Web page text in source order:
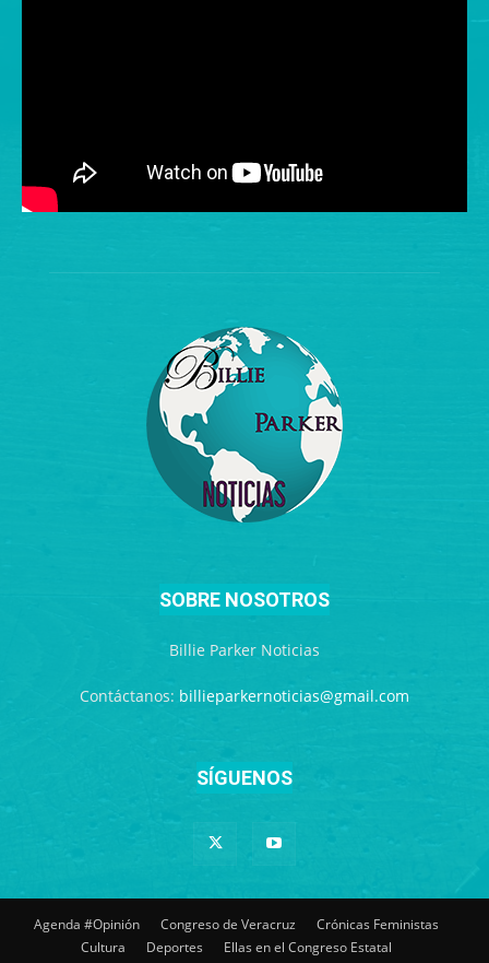
SOBRE NOSOTROS
Billie Parker Noticias
Contáctanos: billieparkernoticias@gmail.com
SÍGUENOS
Agenda #Opinión Congreso de Veracruz
Crónicas Feministas
Cultura
Deportes
Ellas en el Congreso Estatal